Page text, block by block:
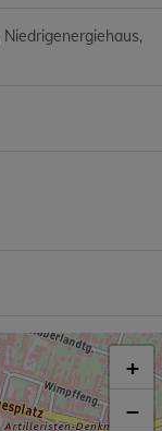
Niedrigenergiehaus
+
−